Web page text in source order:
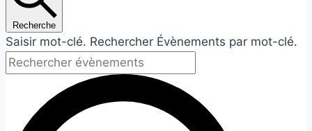
Recherche
Saisir mot-clé. Rechercher Évènements par mot-clé.